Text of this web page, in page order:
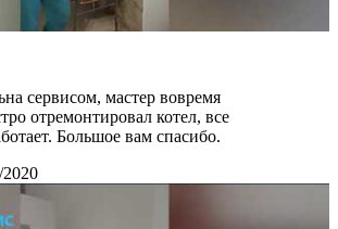
сервисом, мастер вовремя
отремонтировал котел, все
Большое вам спасибо.
2020